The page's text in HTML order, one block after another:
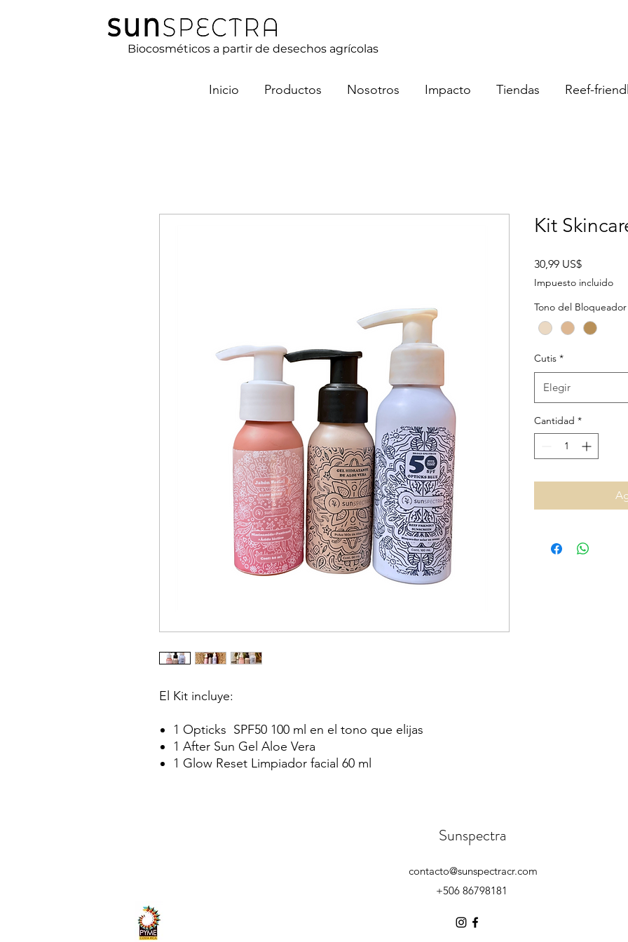
Inicio Productos Nosotros Impacto Tiendas Reef-
Biocosméticos a partir de desechos agrícolas
El Kit incluye:
1 Opticks SPF50 100 ml en el tono que elijas
1 After Sun Gel Aloe Vera
1 Glow Reset Limpiador facial 60 ml
Kit
30,99 US$Precio
Impuesto incluido
Tono del Bloqueador
Cutis *
Elegir
Cantidad *
Sunspectra
contacto@sunspectracr.com
+506 86798181